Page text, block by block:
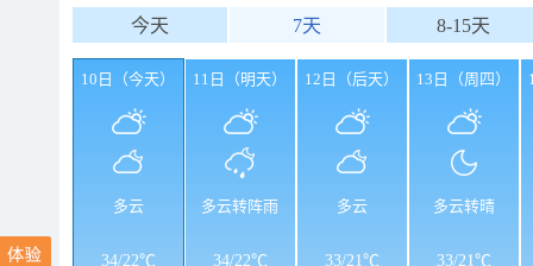
今天 7天 8-15天
10日（今天）
多云
34/22℃
11日（明天）
多云转阵雨
34/22℃
12日（后天）
多云
33/21℃
13日（周四）
多云转晴
33/21℃